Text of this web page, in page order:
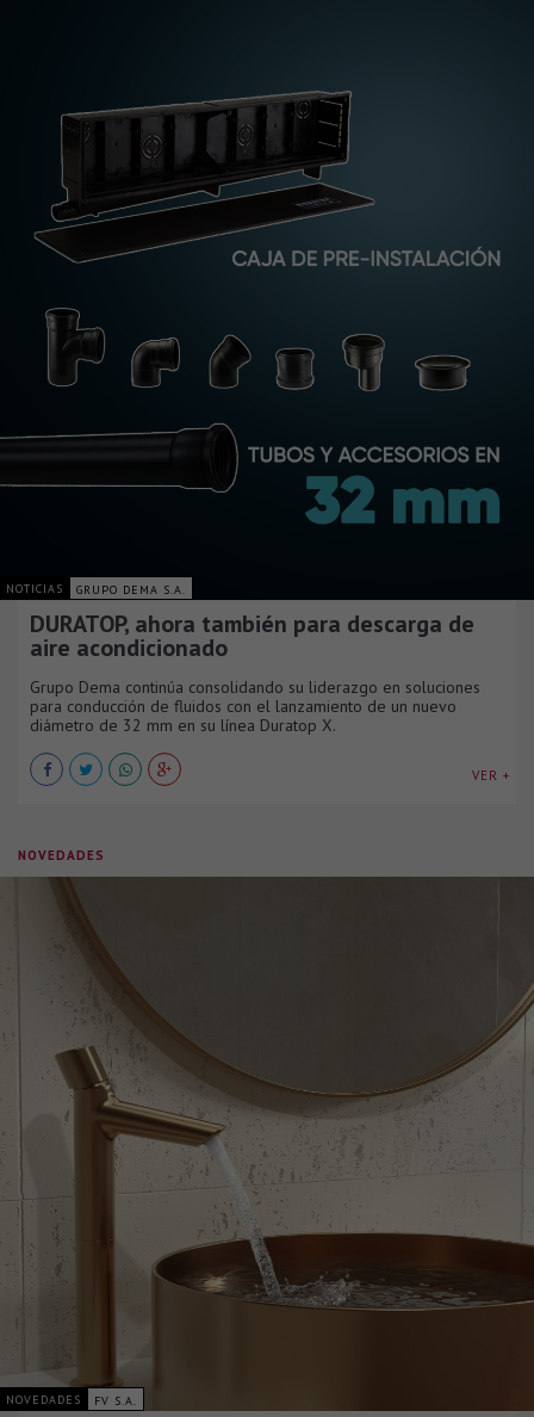
NOTICIAS GRUPO DEMA S.A.
DURATOP, ahora también para descarga de
aire acondicionado
Grupo Dema continúa consolidando su liderazgo en soluciones
para conducción de fluidos con el lanzamiento de un nuevo
diámetro de 32 mm en su línea Duratop X.
VER +
NOVEDADES
NOVEDADES FV S.A.